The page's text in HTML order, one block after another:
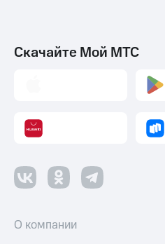
Скачайте Мой МТС
О компании